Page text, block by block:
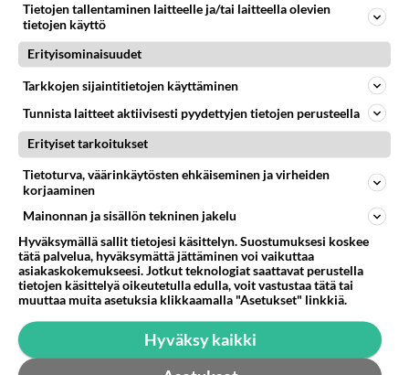
Tiesitkö? Martina Aitolehden
isäpuoli on tämä suosittu
laulaja
ja Noora Louhimo vihdoinkin
yhdessä - Tätä moni jo odotti
Danny, 83, teki yllättävän
teon - Missä on 25-vuotias
Helmi Loukasmäki?
Kun yksi kauhallinen ei riitä...
Tämä helppo arkiruoka ei jää
syömättä!
Tietojen tallentaminen laitteelle ja/tai laitteella olevien
tietojen käyttö
Erityisominaisuudet
Tarkkojen sijaintitietojen käyttäminen
Tunnista laitteet aktiivisesti pyydettyjen tietojen perusteella
Erityiset tarkoitukset
Tietoturva, väärinkäytösten ehkäiseminen ja virheiden
korjaaminen
Mainonnan ja sisällön tekninen jakelu
Hyväksymällä sallit tietojesi käsittelyn. Suostumuksesi koskee
tätä palvelua, hyväksymättä jättäminen voi vaikuttaa
asiakaskokemukseesi. Jotkut teknologiat saattavat perustella
tietojen käsittelyä oikeutetulla edulla, voit vastustaa tätä tai
muuttaa muita asetuksia klikkaamalla "Asetukset" linkkiä.
Hyväksy kaikki